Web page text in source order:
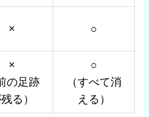
× ○
×
の足跡
る）
○
（すべて消
える）